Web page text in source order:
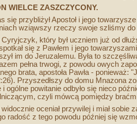
WIELCE ZASZCZYCONY.
się przybliżył Apostoł i jego
wziąwszy rzeczy swoje szliśmy
Cyryjczyk, który był uczniem już od
się z Pawłem i jego
im do Jeruzalemu. Była to
pełna trwogi, z powodu owych
brata, apostoła Pawła -
Przyszedłszy do domu Mnazona
i ogólne powitanie odbyło się nieco
czyli mówcą pomiędzy
widocznie oceniał przywilej i miał
radość z tego powodu później się